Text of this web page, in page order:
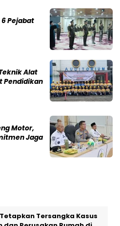
Pejabat
Alat
Pendidikan
Motor,
Jaga
Tersangka Kasus